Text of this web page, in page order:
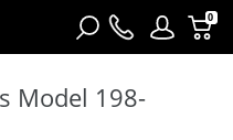
0
Model 198-